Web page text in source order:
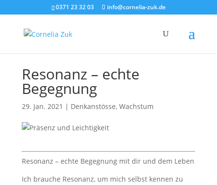
0371 23 32 03 info@cornelia-zuk.de
Resonanz – echte
Begegnung
29. Jan. 2021 | Denkanstösse, Wachstum
Resonanz – echte Begegnung mit dir und dem Leben
Ich brauche Resonanz, um mich selbst kennen zu